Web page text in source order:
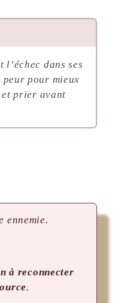
l’échec dans ses
peur pour mieux
et prier avant
ennemie.
à reconnecter
.